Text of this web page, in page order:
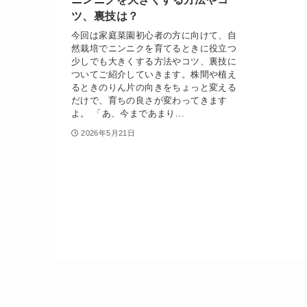
ツ、裏技は？
今回は家庭菜園初心者の方に向けて、自
然栽培でニンニクを育てるときに役立つ
少しでも大きくする方法やコツ、裏技に
ついてご紹介していきます。株間や植え
るときのりん片の向きをちょっと変える
だけで、育ちの良さが変わってきます
よ。 「あ、今まであまり...
2026年5月21日